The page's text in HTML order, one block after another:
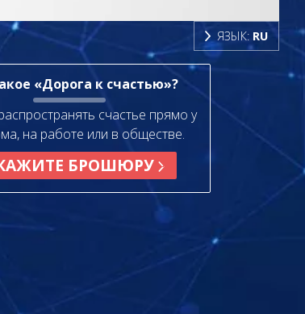
ЯЗЫК: RU
«Дорога к счастью»?
счастье прямо у
на работе или в обществе.
БРОШЮРУ